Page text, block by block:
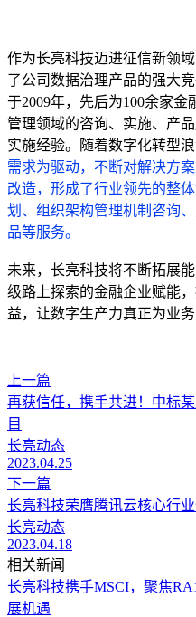
作为长亮科技迈进征信新领
了公司数据治理产品的强大
于2009年，先后为100余家
管理领域的咨询、实施、产
实施经验。随着数字化转型浪
需求为驱动，不断对解决方
改造，形成了行业领先的整
划、组织架构管理机制咨询
品等服务。
未来，长亮科技将不断拓展
级路上探索的金融企业赋能
益，让数字生产力真正为业务
上一篇
再获信任，携手共进！中标
目
长亮动态
2023.04.25
下一篇
长亮科技荣膺腾讯云核心行
长亮动态
2023.04.18
相关新闻
长亮科技携手MSCI，聚焦
展机遇